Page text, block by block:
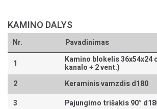
KAMINO DALYS
Nr. Pavadinimas
1
Kamino blokelis 36x54x24
kanalo + 2 vent.)
2
Keraminis vamzdis d180
3
Pajungimo trišakis 90°